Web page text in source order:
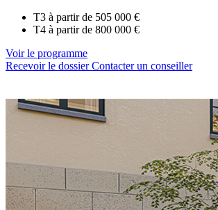
T3 à partir de 505 000 €
T4 à partir de 800 000 €
Voir le programme
Recevoir le dossierContacter un conseiller